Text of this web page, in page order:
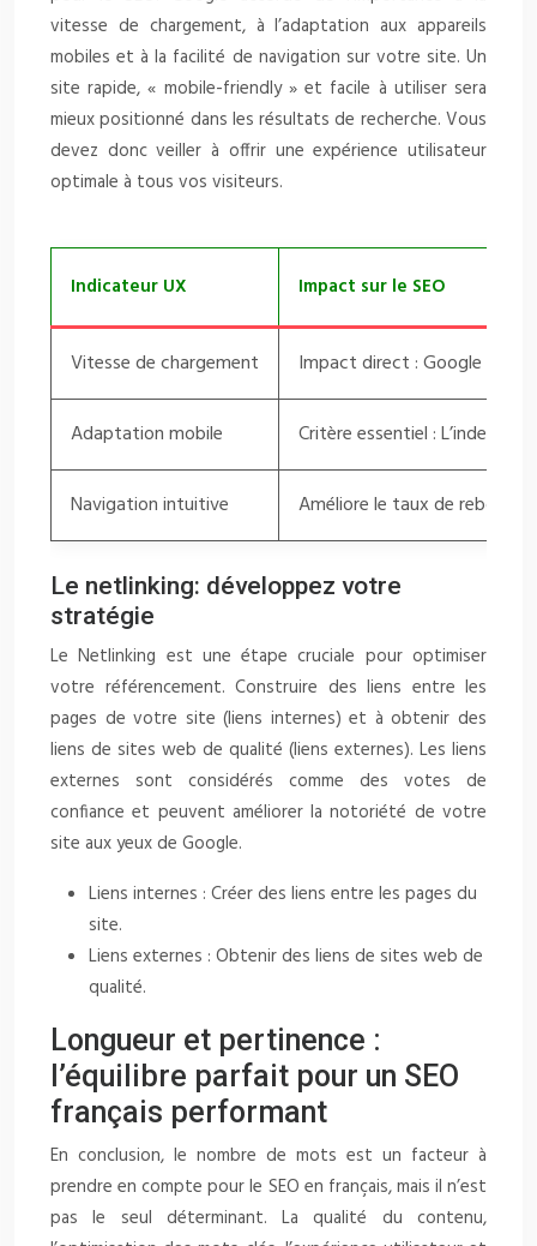
vitesse de chargement, à l’adaptation aux appareils
mobiles et à la facilité de navigation sur votre site. Un
site rapide, « mobile-friendly » et facile à utiliser sera
mieux positionné dans les résultats de recherche. Vous
devez donc veiller à offrir une expérience utilisateur
optimale à tous vos visiteurs.
Indicateur UX Impact sur le SEO
Vitesse de chargement Impact direct : Google
Adaptation mobile Critère essentiel :
Navigation intuitive Améliore le taux de rebond
Le netlinking: développez votre
stratégie
Le Netlinking est une étape cruciale pour optimiser
votre référencement. Construire des liens entre les
pages de votre site (liens internes) et à obtenir des
liens de sites web de qualité (liens externes). Les liens
externes sont considérés comme des votes de
confiance et peuvent améliorer la notoriété de votre
site aux yeux de Google.
Liens internes : Créer des liens entre les pages du
site.
Liens externes : Obtenir des liens de sites web de
qualité.
Longueur et pertinence :
l’équilibre parfait pour un SEO
français performant
En conclusion, le nombre de mots est un facteur à
prendre en compte pour le SEO en français, mais il n’est
pas le seul déterminant. La qualité du contenu,